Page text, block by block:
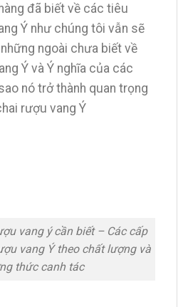
đã biết về các tiêu
Ý như chúng tôi vẫn sẽ
ngoài chưa biết về
Ý và Ý nghĩa của các
nó trở thành quan trọng
rượu vang Ý
vang ý cần biết – Các cấp
vang Ý theo chất lượng và
thức canh tác